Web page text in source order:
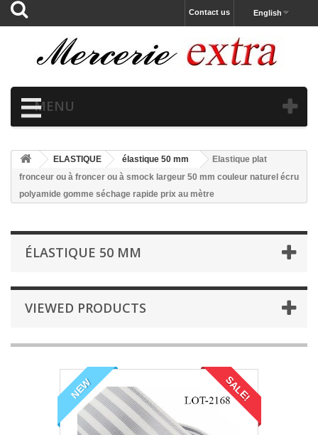
English
Contact us
MENU
ELASTIQUE élastique 50 mm
Elastique plat
fronceur ou à froncer ou à smock largeur 50 mm couleur naturel écru
polyamide gomme séchage rapide prix au mètre
ÉLASTIQUE 50 MM
VIEWED PRODUCTS
NEW SALE!